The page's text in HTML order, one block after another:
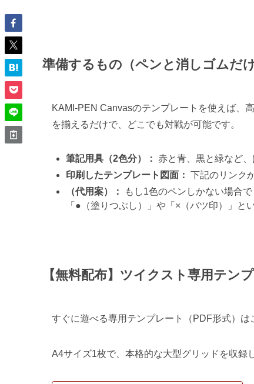
準備するもの（ペンと消しゴムだけ
KAMI-PEN Canvasのテンプレートを使えば、
を揃えるだけで、どこでも対戦が可能です。
筆記用具（2色分）： 赤と青、黒と緑など
印刷したテンプレート図面： 下記のリンク
（代用案）：
もし1色のペンしかない場合
「●（塗りつぶし）」や「×（バツ印）」と
【無料配布】ツイクスト専用テン
すぐに遊べる専用テンプレート（PDF形式）は
A4サイズ1枚で、本格的な大型グリッドを収録